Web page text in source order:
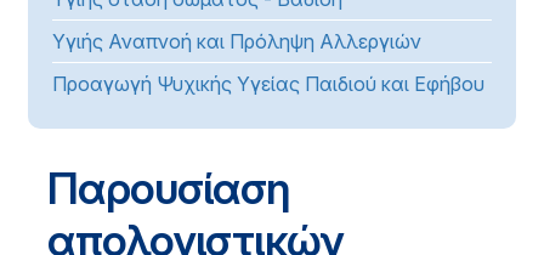
Υγιής Αναπνοή και Πρόληψη Αλλεργιών
Προαγωγή Ψυχικής Υγείας Παιδιού και Εφήβου
Παρουσίαση
απολογιστικών